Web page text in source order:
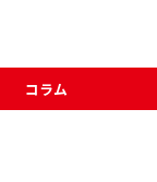
コラム